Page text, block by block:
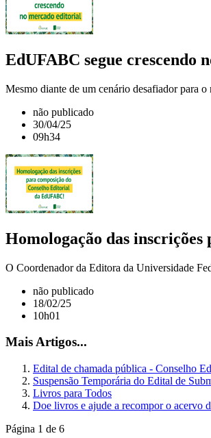
EdUFABC segue crescendo
Mesmo diante de um cenário desafiador para
não publicado
30/04/25
09h34
Homologação das
O Coordenador da Editora da Universidade
não publicado
18/02/25
10h01
Mais Artigos...
Edital de chamada pública - Conselho
Suspensão Temporária do Edital de
Livros para Todos
Doe livros e ajude a recompor o acervo
Página 1 de 6